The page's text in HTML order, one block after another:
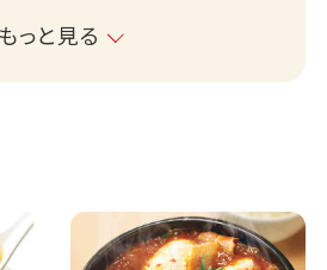
もっと見る